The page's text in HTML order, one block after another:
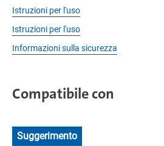
Istruzioni per l'uso
Istruzioni per l'uso
Informazioni sulla sicurezza
Compatibile con
Suggerimento